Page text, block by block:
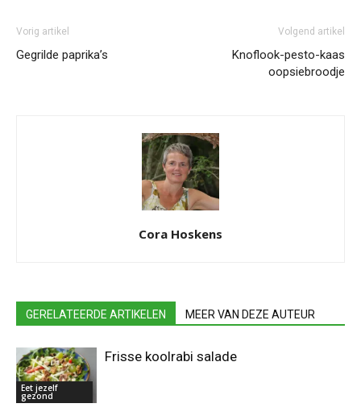
Vorig artikel
Gegrilde paprika’s
Volgend artikel
Knoflook-pesto-kaas
oopsiebroodje
Cora Hoskens
GERELATEERDE ARTIKELEN MEER VAN DEZE AUTEUR
Eet jezelf
gezond
Frisse koolrabi salade